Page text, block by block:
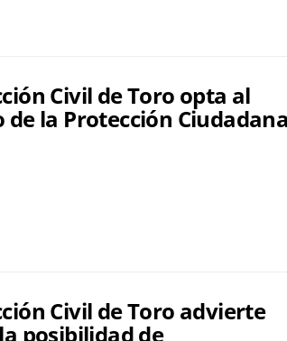
Civil de Toro opta al
de la Protección
Civil de Toro advierte
posibilidad de